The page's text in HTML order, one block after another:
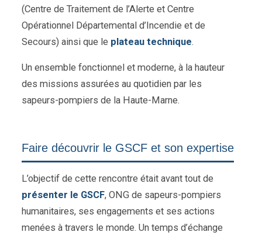
(Centre de Traitement de l’Alerte et Centre
Opérationnel Départemental d’Incendie et de
Secours) ainsi que le plateau technique.
Un ensemble fonctionnel et moderne, à la hauteur
des missions assurées au quotidien par les
sapeurs-pompiers de la Haute-Marne.
Faire découvrir le GSCF et son expertise
L’objectif de cette rencontre était avant tout de
présenter le GSCF, ONG de sapeurs-pompiers
humanitaires, ses engagements et ses actions
menées à travers le monde. Un temps d’échange